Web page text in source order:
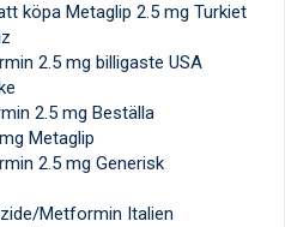
köpa Metaglip 2.5 mg Turkiet
2.5 mg billigaste USA
2.5 mg Beställa
Metaglip
2.5 mg Generisk
Metformin Italien